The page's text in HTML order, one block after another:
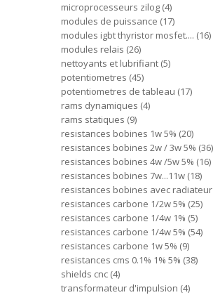
microprocesseurs zilog 4
modules de puissance 17
modules igbt thyristor mosfet.... 16
modules relais 26
nettoyants et lubrifiant 5
potentiometres 45
potentiometres de tableau 17
rams dynamiques 4
rams statiques 9
resistances bobines 1w 5% 20
resistances bobines 2w / 3w 5% 36
resistances bobines 4w /5w 5% 16
resistances bobines 7w...11w 18
resistances bobines avec radiateur
resistances carbone 1/2w 5% 25
resistances carbone 1/4w 1% 5
resistances carbone 1/4w 5% 54
resistances carbone 1w 5% 9
resistances cms 0.1% 1% 5% 38
shields cnc 4
transformateur d'impulsion 4